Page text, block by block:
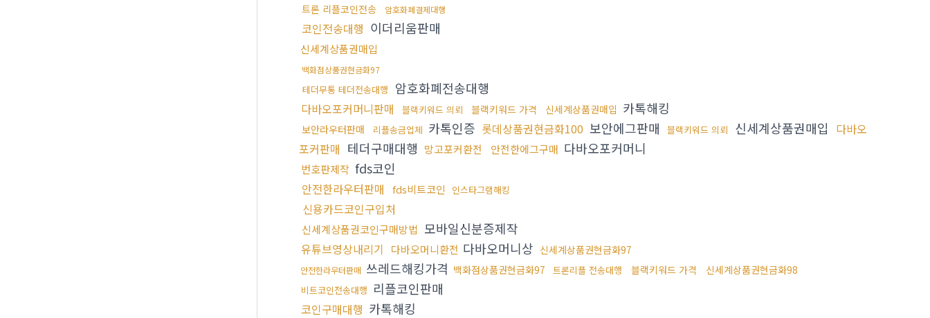
트론 리플코인전송 암호화폐결제대행
코인전송대행 이더리움판매
신세계상품권매입
백화점상품권현금화97
테더무통 테더전송대행 암호화폐전송대행
다바오포커머니판매 블랙키워드 의뢰 블랙키워드 가격 신세계상품권매입 카톡해킹
보안라우터판매 리플송금업체 카톡인증 롯데상품권현금화100 보안에그판매 블랙키워드 의뢰 신세계상품권매입 다바오
포커판매 테더구매대행 망고포커환전 안전한에그구매 다바오포커머니
번호판제작 fds코인
안전한라우터판매 fds비트코인 인스타그램해킹
신용카드코인구입처
신세계상품권코인구매방법 모바일신분증제작
유튜브영상내리기 다바오머니환전 다바오머니상 신세계상품권현금화97
안전한라우터판매 쓰레드해킹가격 백화점상품권현금화97 트론리플 전송대행 블랙키워드 가격 신세계상품권현금화98
비트코인전송대행 리플코인판매
코인구매대행 카톡해킹